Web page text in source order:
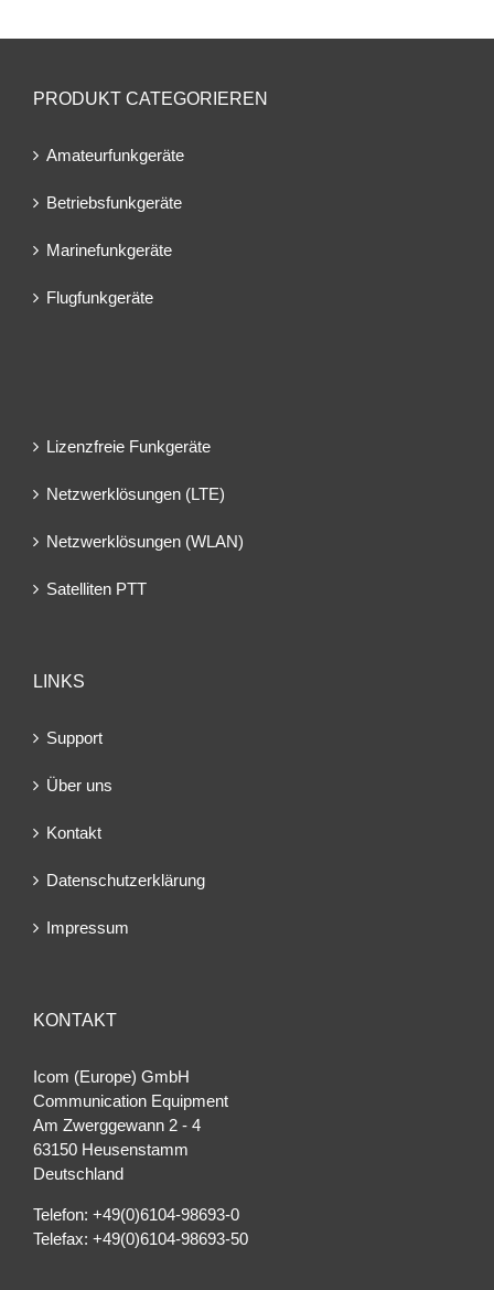
PRODUKT CATEGORIEREN
Amateurfunkgeräte
Betriebsfunkgeräte
Marinefunkgeräte
Flugfunkgeräte
Lizenzfreie Funkgeräte
Netzwerklösungen (LTE)
Netzwerklösungen (WLAN)
Satelliten PTT
LINKS
Support
Über uns
Kontakt
Datenschutzerklärung
Impressum
KONTAKT
Icom (Europe) GmbH
Communication Equipment
Am Zwerggewann 2 ‐ 4
63150 Heusenstamm
Deutschland
Telefon: +49(0)6104-98693-0
Telefax: +49(0)6104-98693-50